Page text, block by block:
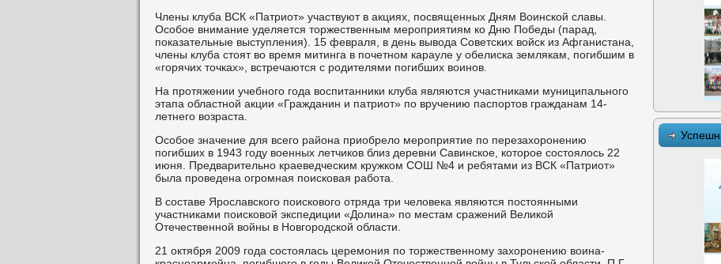
Члены клуба ВСК «Патриот» участвуют в акциях, посвященных Дням Воинской славы.
Особое внимание уделяется торжественным мероприятиям ко Дню Победы (парад,
показательные выступления). 15 февраля, в день вывода Советских войск из Афганистана,
члены клуба стоят во время митинга в почетном карауле у обелиска землякам, погибшим в
«горячих точках», встречаются с родителями погибших воинов.
На протяжении учебного года воспитанники клуба являются участниками муниципального
этапа областной акции «Гражданин и патриот» по вручению паспортов гражданам 14-
летнего возраста.
Особое значение для всего района приобрело мероприятие по перезахоронению
погибших в 1943 году военных летчиков близ деревни Савинское, которое состоялось 22
июня. Предварительно краеведческим кружком СОШ №4 и ребятами из ВСК «Патриот»
была проведена огромная поисковая работа.
В составе Ярославского поискового отряда три человека являются постоянными
участниками поисковой экспедиции «Долина» по местам сражений Великой
Отечественной войны в Новгородской области.
21 октября 2009 года состоялась церемония по торжественному захоронению воина-